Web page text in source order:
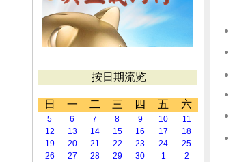
按日期流览
日 一 二 三 四 五 六
5 6 7 8 9 10
11
12
13 14 15 16 17
18
19
20 21 22 23 24
25
26
27 28 29 30 1
2